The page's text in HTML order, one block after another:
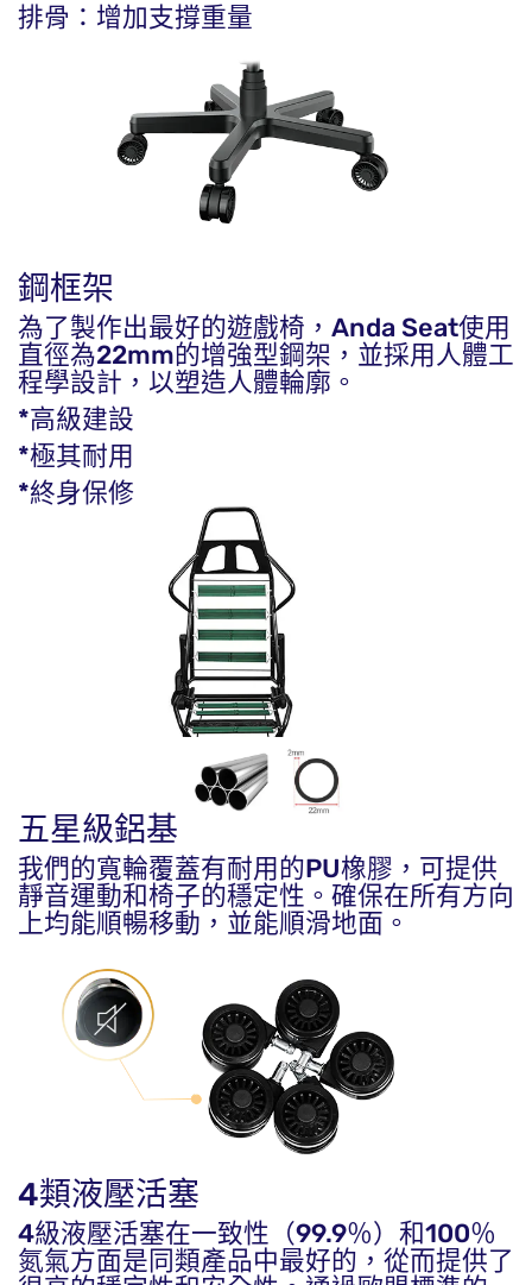
排骨：增加支撐重量
鋼框架
為了製作出最好的遊戲椅，Anda Seat使用
直徑為22mm的增強型鋼架，並採用人體工
程學設計，以塑造人體輪廓。
*高級建設
*極其耐用
*終身保修
五星級鋁基
我們的寬輪覆蓋有耐用的PU橡膠，可提供
靜音運動和椅子的穩定性。確保在所有方向
上均能順暢移動，並能順滑地面。
4類液壓活塞
4級液壓活塞在一致性（99.9％）和100％
氮氣方面是同類產品中最好的，從而提供了